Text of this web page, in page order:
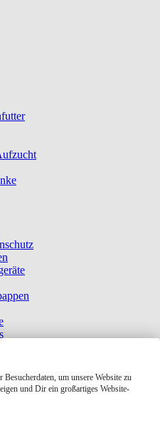
um unsere Website zu
und Dir ein großartiges Website-